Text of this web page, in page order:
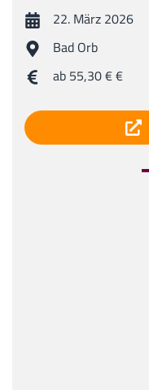
22. März 2026
Bad Orb
ab 55,30 € €